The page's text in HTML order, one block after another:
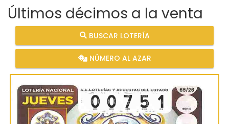
Últimos décimos a la venta
BUSCAR LOTERÍA
NÚMERO AL AZAR